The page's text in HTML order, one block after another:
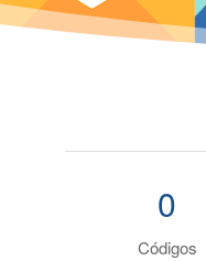
Códigos
0